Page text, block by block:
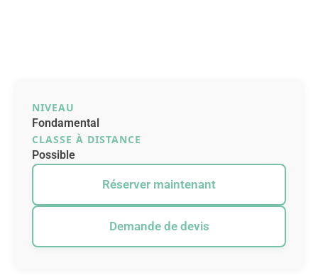
NIVEAU
Fondamental
CLASSE À DISTANCE
Possible
Réserver maintenant
Demande de devis